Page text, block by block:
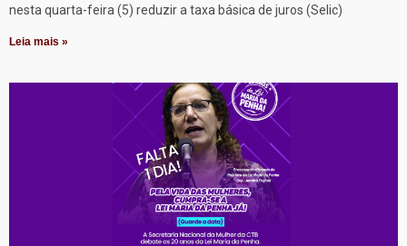
nesta quarta-feira (5) reduzir a taxa básica de juros (Selic)
Leia mais »